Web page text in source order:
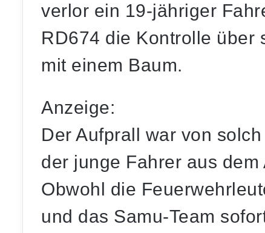
verlor ein 19-jähriger
RD674 die Kontrolle über
mit einem Baum.
Anzeige:
Der Aufprall war von
der junge Fahrer aus
Obwohl die
und das Samu-Team